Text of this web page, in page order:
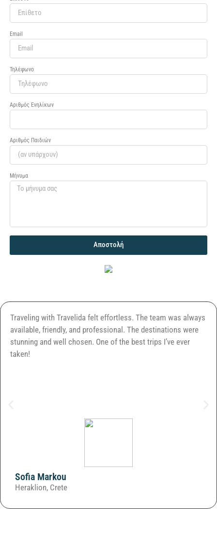
Email
Τηλέφωνο
Αριθμός Ενηλίκων
Αριθμός Παιδιών
Μήνυμα
Αποστολή
Traveling with Travelida felt effortless. The team was always
available, friendly, and professional. The destinations were
stunning and well chosen. One of the best trips I’ve ever
taken!
Sofia Markou
Heraklion, Crete